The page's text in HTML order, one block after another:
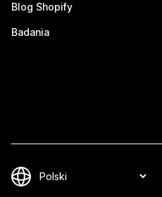
Blog Shopify
Badania